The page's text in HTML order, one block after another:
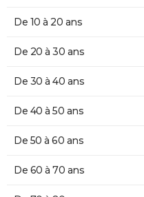
De 10 à 20 ans
De 20 à 30 ans
De 30 à 40 ans
De 40 à 50 ans
De 50 à 60 ans
De 60 à 70 ans